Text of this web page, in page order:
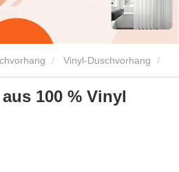
Vinyl-Duschvorhang
100 % Vinyl